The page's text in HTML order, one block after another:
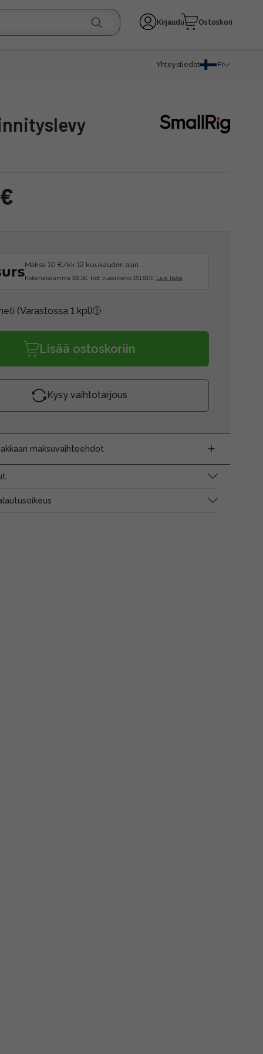
Kirjaudu Ostoskori
Yhteystiedot FI
Maksa 10 €/kk 12 kuukauden ajan.
Kokonaissumma 86.1€, tod. vuosikorko 151.81%. Lue lisää
(Varastossa 1 kpl)
Lisää ostoskoriin
Kysy vaihtotarjous
maksuvaihtoehdot